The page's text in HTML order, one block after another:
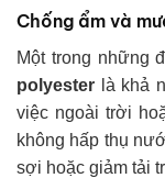
Chống ẩm và
Một trong những
polyester là khả
việc ngoài trời
không hấp thụ
sợi hoặc giảm tải